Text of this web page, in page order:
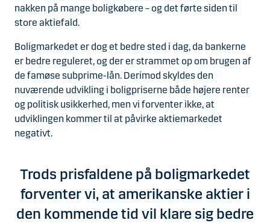
nakken på mange boligkøbere – og det førte siden til
store aktiefald.
Boligmarkedet er dog et bedre sted i dag, da bankerne
er bedre reguleret, og der er strammet op om brugen af
de famøse subprime-lån. Derimod skyldes den
nuværende udvikling i boligpriserne både højere renter
og politisk usikkerhed, men vi forventer ikke, at
udviklingen kommer til at påvirke aktiemarkedet
negativt.
Trods prisfaldene på boligmarkedet
forventer vi, at amerikanske aktier i
den kommende tid vil klare sig bedre